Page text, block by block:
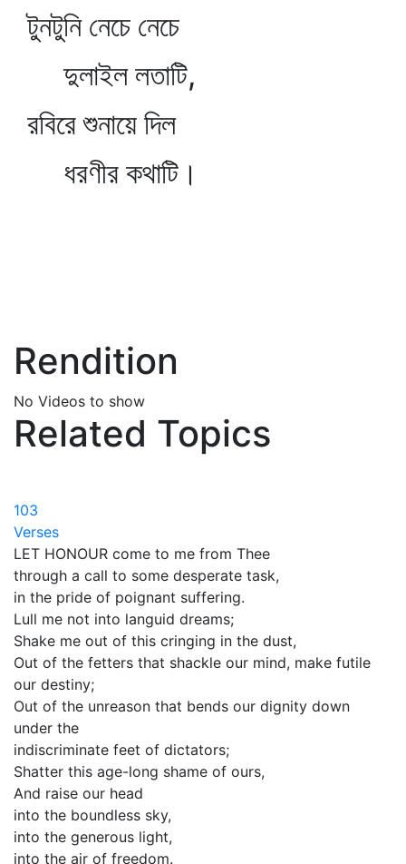
টুনটুনি নেচে নেচে
দুলাইল লতাটি,
রবিরে শুনায়ে দিল
ধরণীর কথাটি।
Rendition
No Videos to show
Related Topics
103
Verses
LET HONOUR come to me from Thee
through a call to some desperate task,
in the pride of poignant suffering.
Lull me not into languid dreams;
Shake me out of this cringing in the dust,
Out of the fetters that shackle our mind, make futile
our destiny;
Out of the unreason that bends our dignity down
under the
indiscriminate feet of dictators;
Shatter this age-long shame of ours,
And raise our head
into the boundless sky,
into the generous light,
into the air of freedom.